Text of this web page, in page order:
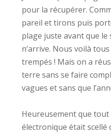
pour la récupérer.
pareil et tirons puis
plage juste avant que le
n’arrive. Nous voilà
trempés ! Mais on a
terre sans se faire
vagues et sans que
Heureusement que tout
électronique était scellé